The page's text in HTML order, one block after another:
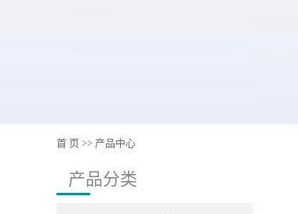
首 页 >> 产品中心
产品分类